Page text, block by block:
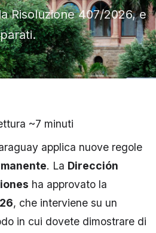
Risoluzione 407/2026, e
~7 minuti
applica nuove regole
. La Dirección
ha approvato la
, che interviene su un
in cui dovete dimostrare di